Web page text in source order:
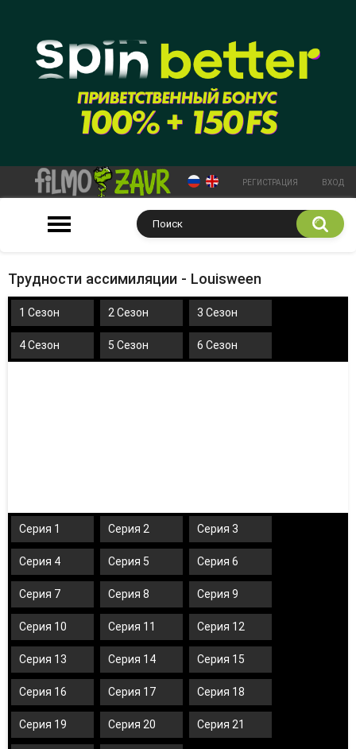
РЕГИСТРАЦИЯ ВХОД
Трудности ассимиляции - Louisween
1 Сезон 2 Сезон 3 Сезон
4 Сезон 5 Сезон 6 Сезон
Серия 1 Серия 2 Серия 3
Серия 4 Серия 5 Серия 6
Серия 7 Серия 8 Серия 9
Серия 10 Серия 11 Серия 12
Серия 13 Серия 14 Серия 15
Серия 16 Серия 17 Серия 18
Серия 19 Серия 20 Серия 21